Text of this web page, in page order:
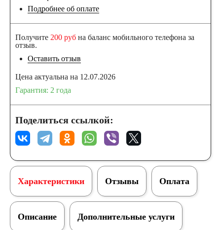
Подробнее об оплате
Получите 200 руб на баланс мобильного телефона за
отзыв.
Оставить отзыв
Цена актуальна на 12.07.2026
Гарантия: 2 года
Поделиться ссылкой:
Характеристики
Дополнительные услуги
Отзывы Оплата
Описание